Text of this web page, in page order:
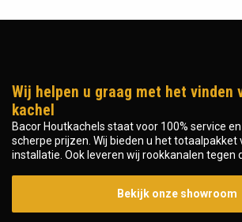
Wij helpen u graag met het vinden
kachel
Bacor Houtkachels staat voor 100% service
scherpe prijzen. Wij bieden u het
installatie. Ook leveren wij rookkanalen tegen
Bekijk onze showroom